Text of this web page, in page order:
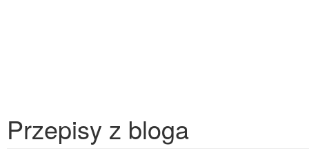
Przepisy z bloga